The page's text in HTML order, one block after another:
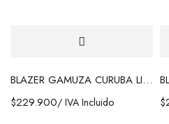
BLAZER GAMUZA CURUBA LIGHT
$229.900/ IVA Incluido
$
A team of